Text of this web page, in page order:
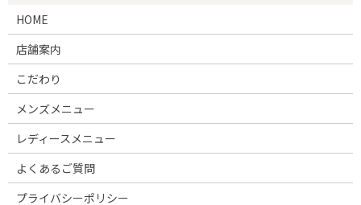
HOME
店舗案内
こだわり
メンズメニュー
レディースメニュー
よくあるご質問
プライバシーポリシー